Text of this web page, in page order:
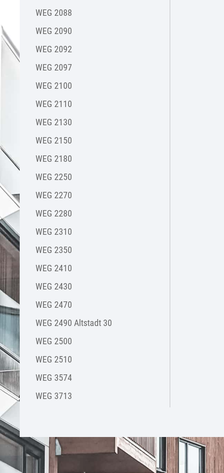
WEG 2088
WEG 2090
WEG 2092
WEG 2097
WEG 2100
WEG 2110
WEG 2130
WEG 2150
WEG 2180
WEG 2250
WEG 2270
WEG 2280
WEG 2310
WEG 2350
WEG 2410
WEG 2430
WEG 2470
WEG 2490 Altstadt 30
WEG 2500
WEG 2510
WEG 3574
WEG 3713